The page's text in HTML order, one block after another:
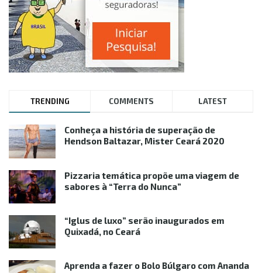
TRENDING COMMENTS LATEST
Conheça a história de superação de
Hendson Baltazar, Mister Ceará 2020
Pizzaria temática propõe uma viagem de
sabores à “Terra do Nunca”
“Iglus de luxo” serão inaugurados em
Quixadá, no Ceará
Aprenda a fazer o Bolo Búlgaro com Ananda